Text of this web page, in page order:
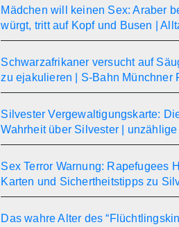
Mädchen will keinen Sex: Araber
würgt, tritt auf Kopf und Busen |
Schwarzafrikaner versucht auf
zu ejakulieren | S-Bahn Münchner
Silvester Vergewaltigungskarte:
Wahrheit über Silvester |
Sex Terror Warnung: Rapefugees
Karten und Sichertheitstipps zu
Das wahre Alter des